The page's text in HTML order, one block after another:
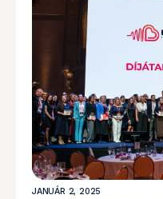
JANUÁR 2, 2025